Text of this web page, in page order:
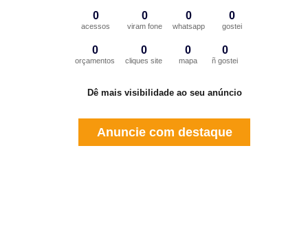
0
acessos
0
viram fone
0
whatsapp
0
gostei
0
orçamentos
0
cliques site
0
mapa
0
ñ gostei
Dê mais visibilidade ao seu anúncio
Anuncie com destaque